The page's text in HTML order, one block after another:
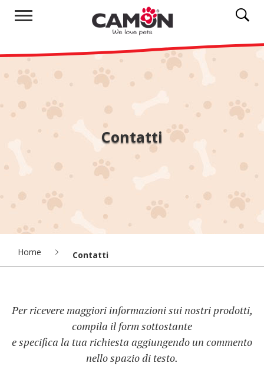
Contatti
Home Contatti
Per ricevere maggiori informazioni sui nostri prodotti,
compila il form sottostante
e specifica la tua richiesta aggiungendo un commento
nello spazio di testo.